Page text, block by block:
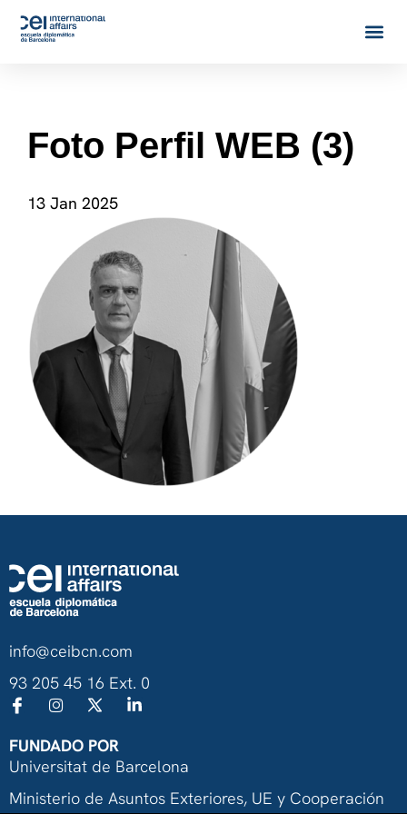
Foto Perfil WEB (3)
13 Jan 2025
info@ceibcn.com
93 205 45 16 Ext. 0
FUNDADO POR
Universitat de Barcelona
Ministerio de Asuntos Exteriores, UE y Cooperación